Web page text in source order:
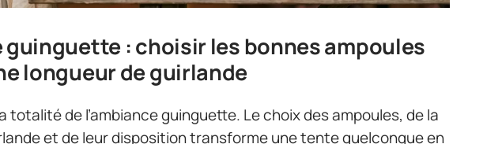
guinguette : choisir les bonnes ampoules
longueur de guirlande
totalité de l’ambiance guinguette. Le choix des ampoules, de la
et de leur disposition transforme une tente quelconque en